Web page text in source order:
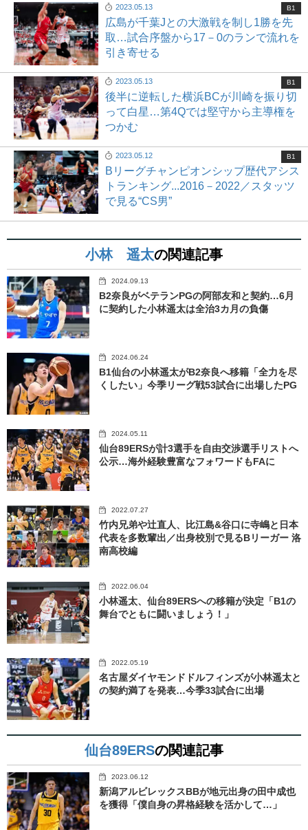
2023.05.13
広島が千葉Jとの大激戦を制し1勝を先
取…試合序盤から17－0のランで流れを
引き寄せる
B1
2023.05.13
後半に逆転した横浜BCが川崎を振り切
って白星…第4Qでは堅守から主導権を
つかむ
B1
2023.05.12
Bリーグチャンピオンシップ歴代アシス
トランキング...2016－2022／スタッツ
で見る“CS男”
B1
小林 遥太の関連記事
2024.09.13
B2奈良がベテランPGの阿部友和と契約…6月
に契約した小林遥太は全治3カ月の負傷
2024.06.24
B1仙台の小林遥太がB2奈良へ移籍「全力を尽
くしたい」今季リーグ戦53試合に出場したPG
2024.05.11
仙台89ERSが計3選手を自由交渉選手リストへ
公示…海外経験豊富なフォワードもFAに
2022.07.27
竹内兄弟や辻直人、比江島&谷口に寺嶋と日本
代表を多数輩出／出身校別で見るBリーガー 洛
南高校編
2022.06.04
小林遥太、仙台89ERSへの移籍が決定「B1の
舞台でともに闘いましょう！」
2022.05.19
名古屋ダイヤモンドドルフィンズが小林遥太と
の契約満了を発表…今季33試合に出場
仙台89ERSの関連記事
2023.06.12
新潟アルビレックスBBが地元出身の田中成也
を獲得「僕自身の昇格経験を活かして…」